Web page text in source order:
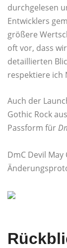
durchgelesen
Entwicklers
größere
oft vor, dass
detaillierten
respektiere ich
Auch der
Gothic Rock aus
Passform für
DmC Devil